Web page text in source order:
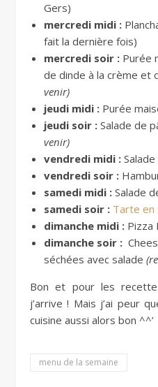
Gers)
mercredi midi :
fait la dernière fois)
mercredi soir : Purée
de dinde à la crème et
venir)
jeudi midi : Purée
jeudi soir : Salade de
venir)
vendredi midi :
vendredi soir :
samedi midi : Salade
samedi soir : Tarte en
dimanche midi : Pizza
dimanche soir :
séchées avec salade
Bon et pour les
j’arrive ! Mais j’ai peur
cuisine aussi alors bon ^^’
menu de la semaine